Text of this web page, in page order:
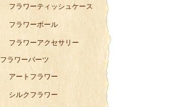
フラワーティッシュケース
フラワーボール
フラワーアクセサリー
フラワーパーツ
アートフラワー
シルクフラワー